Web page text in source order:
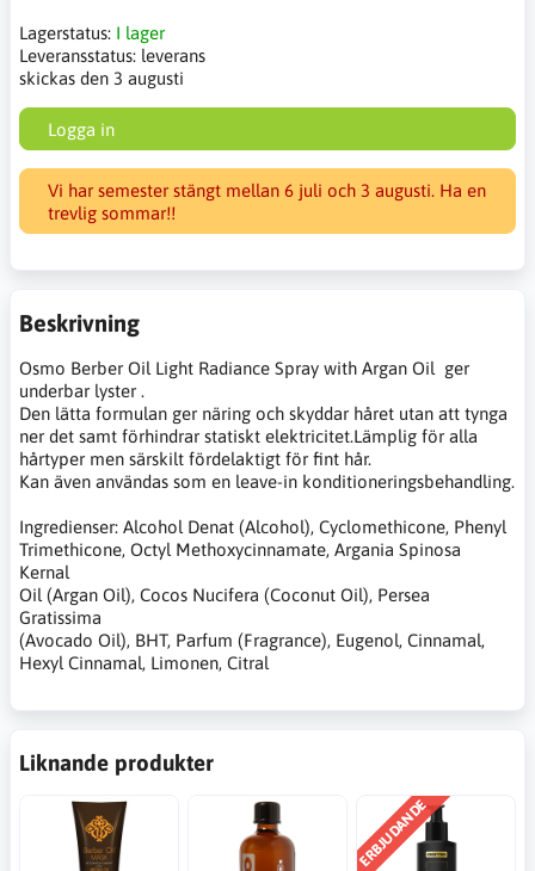
Lagerstatus: I lager
Leveransstatus: leverans
skickas den 3 augusti
Logga in
Vi har semester stängt mellan 6 juli och 3 augusti. Ha en
trevlig sommar!!
Beskrivning
Osmo Berber Oil Light Radiance Spray with Argan Oil ger
underbar lyster .
Den lätta formulan ger näring och skyddar håret utan att tynga
ner det samt förhindrar statiskt elektricitet.Lämplig för alla
hårtyper men särskilt fördelaktigt för fint hår.
Kan även användas som en leave-in konditioneringsbehandling.
Ingredienser: Alcohol Denat (Alcohol), Cyclomethicone, Phenyl
Trimethicone, Octyl Methoxycinnamate, Argania Spinosa
Kernal
Oil (Argan Oil), Cocos Nucifera (Coconut Oil), Persea
Gratissima
(Avocado Oil), BHT, Parfum (Fragrance), Eugenol, Cinnamal,
Hexyl Cinnamal, Limonen, Citral
Liknande produkter
ERBJUDANDE